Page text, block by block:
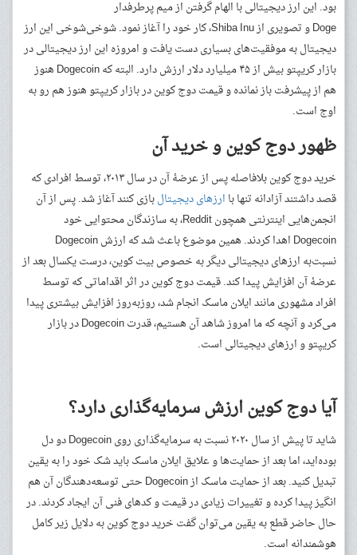
بود. این ارز دیجیتالی با الهام گرفتن از میم پرطرفدار
Doge و تصویری از Shiba Inu، کار خود را آغاز نمود. شوخی‌شوخی این ارز
دیجیتال به موفقیت‌های بسیاری دست یافت و امروزه این ارز دیجیتالی در
بازار کریپتو بیش از ۴۵ میلیارد دلار ارزش دارد. البته که Dogecoin هنوز
هم از پیشرفت باز نمانده و قیمت دوج کوین در بازار کریپتو هنوز هم رو به
اوج است.
ظهور دوج کوین و خرید آن
خرید دوج کوین بلافاصله پس از عرضهٔ آن در سال ۲۰۱۳، توسط افرادی که
قصد داشتند آزادانه تنها با ارزهای دیجیتالبازی کنند آغاز شد. پس از آن
انجمن‌هایی اینترنتی همچون Reddit، به سازندگان محتوایی خود
Dogecoin اهدا کردند. همین موضوع باعث شد که ارزش Dogecoin
نسبت‌به ارزهای دیجیتالی دیگر به خصوص بیت کوین، درست یکسال بعد از
عرضهٔ آن افزایش پیدا کند. قیمت دوج کوین در اثر اقداماتی که توسط
افراد مشهوری مانند ایلان ماسک انجام شد، روزبه‌روز افزایش بیشتری پیدا
می‌کرد و آنچه که ما امروز شاهد آن هستیم، قدرت Dogecoin در بازار
کریپتو و ارزهای دیجیتالی است.
آیا دوج کوین ارزش سرمایه‌گذاری دارد؟
شاید تا پیش از سال ۲۰۲۰ نسبت به سرمایه‌گذاری روی Dogecoin دو دل
بوده‌اید، اما بعد از حمایت‌ها و علایق ایلان ماسک باید شک خود را به یقین
تبدیل کنید. بعد از حمایت ماسک از Dogecoin حتی توسعه‌دهندگان آن هم
انگیز پیدا کرده و تغییرات زیادی در قیمت و کدهای فنی آن ایجاد کردند. در
حال حاضر قطع به یقین می‌توان گفت خرید دوج کوین به دلایل زیر کامل
هوشمندانه است.